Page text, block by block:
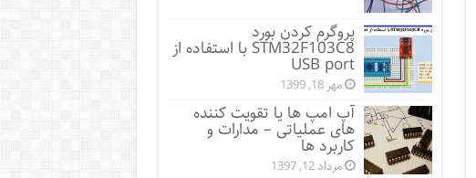
پروگرم کردن بورد
STM32F103C8 با استفاده از
USB port
مهر 18, 1399
آپ امپ ها یا تقویت کننده
های عملیاتی – مدارات و
کاربرد ها
مرداد 12, 1397